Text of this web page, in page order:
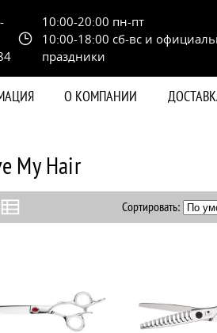
10:00-20:00 пн-пт
10:00-18:00 сб-вс и
праздники
О КОМПАНИИ
My Hair
Сортировать: